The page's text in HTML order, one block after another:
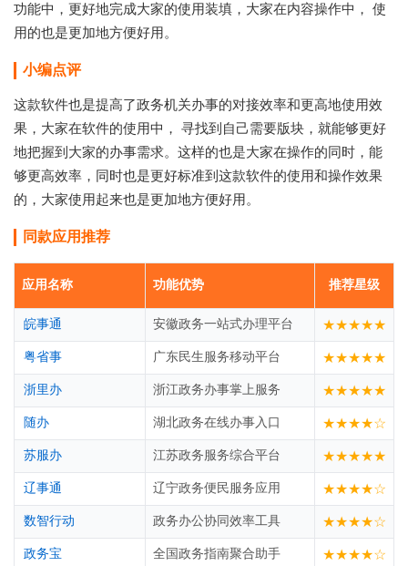
功能中，更好地完成大家的使用装填，大家在内容操作中， 使
用的也是更加地方便好用。
小编点评
这款软件也是提高了政务机关办事的对接效率和更高地使用效
果，大家在软件的使用中， 寻找到自己需要版块，就能够更好
地把握到大家的办事需求。这样的也是大家在操作的同时，能
够更高效率，同时也是更好标准到这款软件的使用和操作效果
的，大家使用起来也是更加地方便好用。
同款应用推荐
应用名称 功能优势 推荐星级
皖事通 安徽政务一站式办理平台 ★★★★★
粤省事 广东民生服务移动平台 ★★★★★
浙里办 浙江政务办事掌上服务 ★★★★★
随办 湖北政务在线办事入口 ★★★★☆
苏服办 江苏政务服务综合平台 ★★★★★
辽事通 辽宁政务便民服务应用 ★★★★☆
数智行动 政务办公协同效率工具 ★★★★☆
政务宝 全国政务指南聚合助手 ★★★★☆